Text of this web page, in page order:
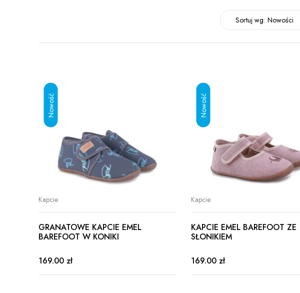
Sortuj wg: Nowości
Kapcie
GRANATOWE KAPCIE EMEL
BAREFOOT W KONIKI
169.00 zł
Kapcie
KAPCIE EMEL BAREFOOT ZE
SŁONIKIEM
169.00 zł